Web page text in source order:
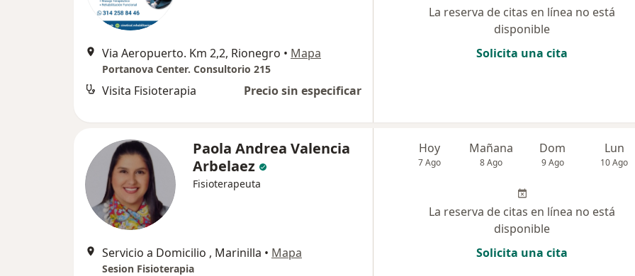
Via Aeropuerto. Km 2,2, Rionegro • Mapa
Portanova Center. Consultorio 215
Visita Fisioterapia Precio sin especificar
La reserva de citas en línea no está
disponible
Solicita una cita
Paola Andrea Valencia
Arbelaez
Fisioterapeuta
Servicio a Domicilio , Marinilla • Mapa
Sesion Fisioterapia
Hoy
7 Ago
Mañana
8 Ago
Dom
9 Ago
Lun
10 Ago
La reserva de citas en línea no está
disponible
Solicita una cita